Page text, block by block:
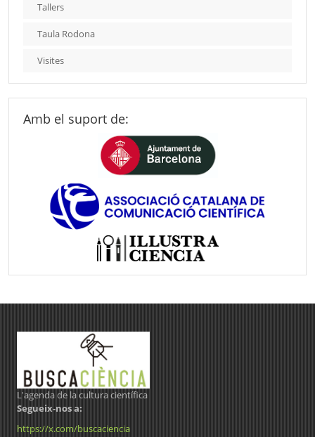
Tallers
Taula Rodona
Visites
Amb el suport de:
L'agenda de la cultura científica
Segueix-nos a:
https://x.com/buscaciencia